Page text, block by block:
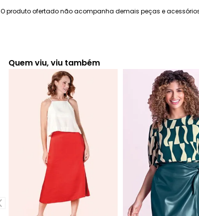
O produto ofertado não acompanha demais peças e
Quem viu, viu também